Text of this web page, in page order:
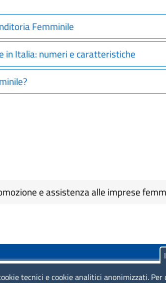
Femminile
in Italia: numeri e caratteristiche
e assistenza alle imprese
tecnici e cookie analitici anonimizzati.